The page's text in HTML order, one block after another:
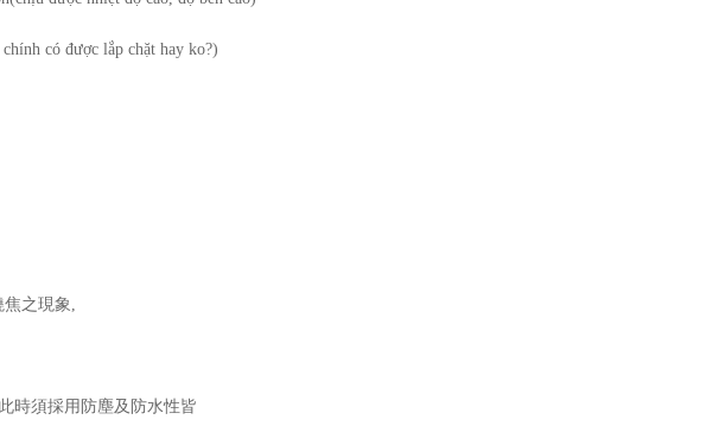
có được lắp chặt hay ko?)
之現象,
時須採用防塵及防水性皆